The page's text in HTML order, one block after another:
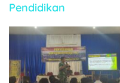
Pendidikan